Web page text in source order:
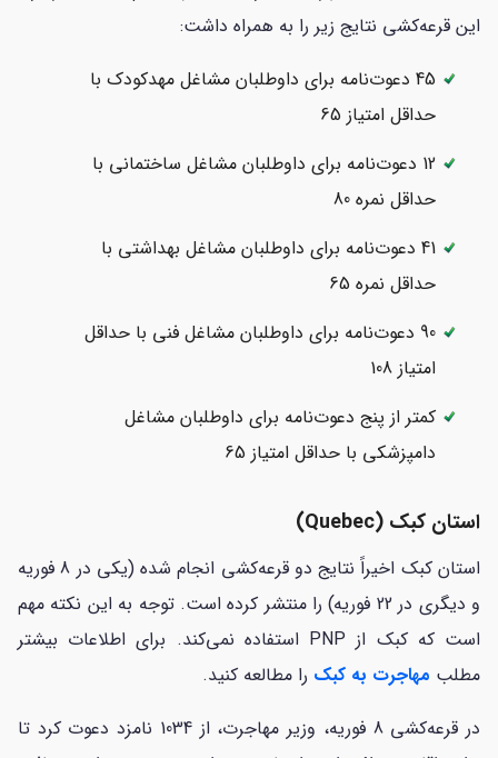
این قرعه‌کشی نتایج زیر را به همراه داشت:
45 دعوت‌نامه برای داوطلبان مشاغل مهدکودک با
حداقل امتیاز 65
12 دعوت‌نامه برای داوطلبان مشاغل ساختمانی با
حداقل نمره 80
41 دعوت‌نامه برای داوطلبان مشاغل بهداشتی با
حداقل نمره 65
90 دعوت‌نامه برای داوطلبان مشاغل فنی با حداقل
امتیاز 108
کمتر از پنج دعوت‌نامه برای داوطلبان مشاغل
دامپزشکی با حداقل امتیاز 65
استان کبک (Quebec)
استان کبک اخیراً نتایج دو قرعه‌کشی انجام شده (یکی در 8 فوریه
و دیگری در 22 فوریه) را منتشر کرده است. توجه به این نکته مهم
است که کبک از PNP استفاده نمی‌کند. برای اطلاعات بیشتر
مطلب مهاجرت به کبک را مطالعه کنید.
در قرعه‌کشی 8 فوریه، وزیر مهاجرت، از 1034 نامزد دعوت کرد تا